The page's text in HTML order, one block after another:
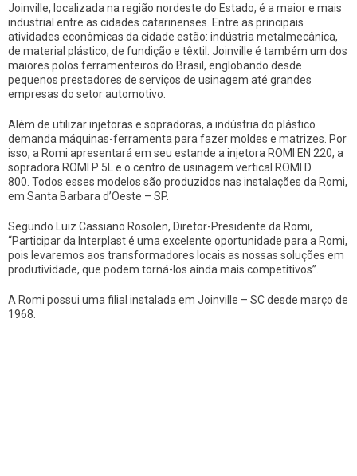
Joinville, localizada na região nordeste do Estado, é a maior e mais
industrial entre as cidades catarinenses. Entre as principais
atividades econômicas da cidade estão: indústria metalmecânica,
de material plástico, de fundição e têxtil. Joinville é também um dos
maiores polos ferramenteiros do Brasil, englobando desde
pequenos prestadores de serviços de usinagem até grandes
empresas do setor automotivo.
Além de utilizar injetoras e sopradoras, a indústria do plástico
demanda máquinas-ferramenta para fazer moldes e matrizes. Por
isso, a Romi apresentará em seu estande a injetora ROMI EN 220, a
sopradora ROMI P 5L e o centro de usinagem vertical ROMI D
800. Todos esses modelos são produzidos nas instalações da Romi,
em Santa Barbara d’Oeste – SP.
Segundo Luiz Cassiano Rosolen, Diretor-Presidente da Romi,
“Participar da Interplast é uma excelente oportunidade para a Romi,
pois levaremos aos transformadores locais as nossas soluções em
produtividade, que podem torná-los ainda mais competitivos”.
A Romi possui uma filial instalada em Joinville – SC desde março de
1968.